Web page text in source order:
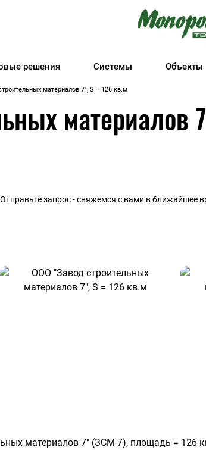
решения Системы Объекты
материалов 7", S = 126 кв.м
материалов
запрос - свяжемся с вами в ближайшее
материалов 7" (ЗСМ-7), площадь = 126